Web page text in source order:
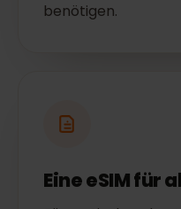
benötigen.
Eine eSIM für